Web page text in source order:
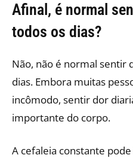
Afinal, é normal
todos os dias?
Não, não é normal sentir
dias. Embora muitas
incômodo, sentir dor
importante do corpo.
A cefaleia constante